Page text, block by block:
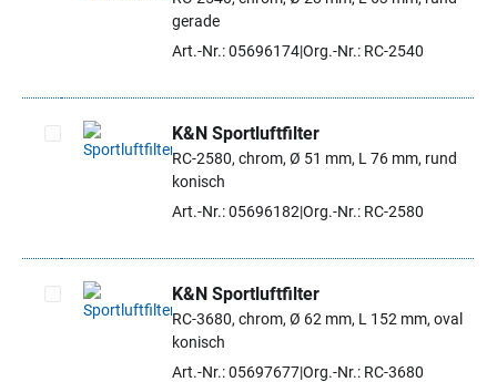
Artikel auswählengerade
Art.-Nr.: 05696174Org.-Nr.: RC-2540
Artikel auswählen
K&N Sportluftfilter
RC-2580, chrom, Ø 51 mm, L 76 mm, rund
konisch
Art.-Nr.: 05696182 Org.-Nr.: RC-2580
Artikel auswählen
K&N Sportluftfilter
RC-3680, chrom, Ø 62 mm, L 152 mm, oval
konisch
Art.-Nr.: 05697677Org.-Nr.: RC-3680